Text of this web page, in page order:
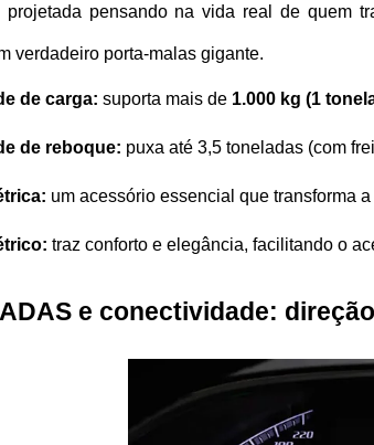
pensando na vida real de quem
verdadeiro porta-malas gigante.
de carga: suporta mais de 1.000 kg (1
de reboque: puxa até 3,5 toneladas (com
um acessório essencial que transforma
traz conforto e elegância, facilitando o
e conectividade: